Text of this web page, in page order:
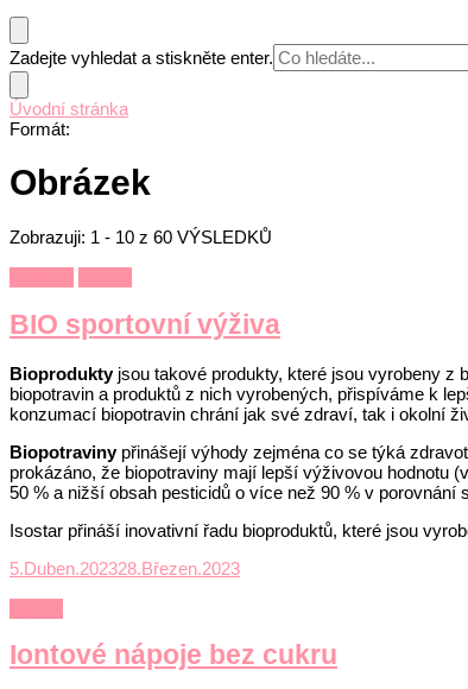
Hledáte
něco
?
Zadejte vyhledat a stiskněte enter.
Úvodní stránka
Formát:
Obrázek
Zobrazuji: 1 - 10 z 60 VÝSLEDKŮ
BIO sportovní výživa
Bioproduktyjsou takové produkty, které jsou vyrobeny z
biopotravin a produktů z nich vyrobených, přispíváme k
konzumací biopotravin chrání jak své zdraví, tak i okolní
Biopotravinypřinášejí výhody zejména co se týká
prokázáno, že biopotraviny mají lepší výživovou hodnotu
50 % a nižší obsah pesticidů o více než 90 % v porovnání
Isostar přináší inovativní řadu bioproduktů, které jsou
5.Duben.202328.Březen.2023
Iontové nápoje bez cukru